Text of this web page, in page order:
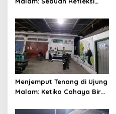
Silaturahmi
Menjemput Tenang di Ujung
Malam: Ketika Cahaya Biru
Istirahat Warga